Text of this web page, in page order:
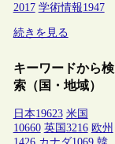
2017 学術情報1947
続きを見る
キーワードから検
索（国・地域）
日本19623 米国
10660 英国 3216 欧州